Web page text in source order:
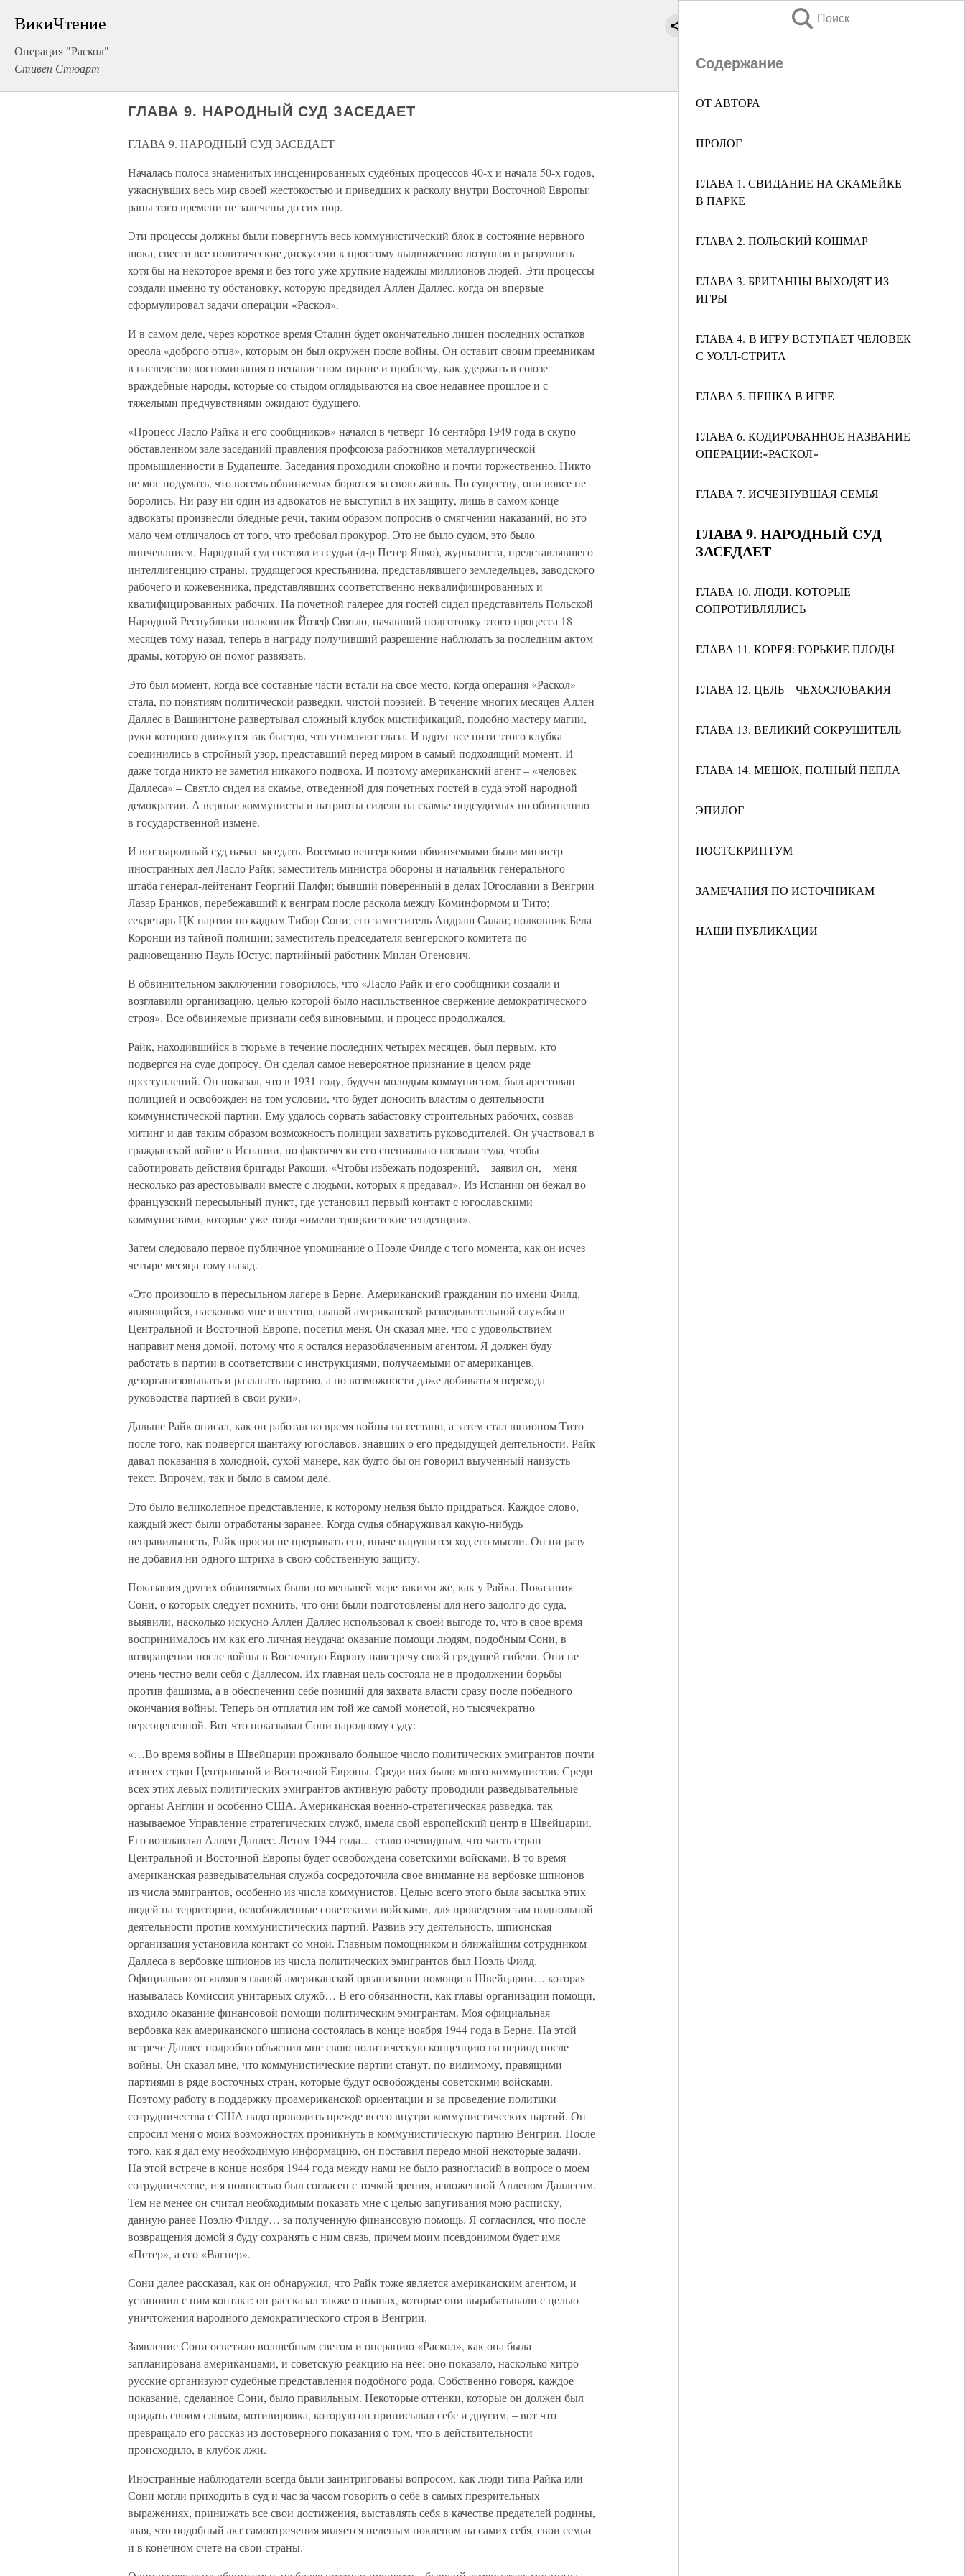
ВикиЧтение
Операция "Раскол"
Стивен Стюарт
Поиск
Содержание
ОТ АВТОРА
ПРОЛОГ
ГЛАВА 1. СВИДАНИЕ НА СКАМЕЙКЕ
В ПАРКЕ
ГЛАВА 2. ПОЛЬСКИЙ КОШМАР
ГЛАВА 3. БРИТАНЦЫ ВЫХОДЯТ ИЗ
ИГРЫ
ГЛАВА 4. В ИГРУ ВСТУПАЕТ ЧЕЛОВЕК
С УОЛЛ-СТРИТА
ГЛАВА 5. ПЕШКА В ИГРЕ
ГЛАВА 6. КОДИРОВАННОЕ НАЗВАНИЕ
ОПЕРАЦИИ:«РАСКОЛ»
ГЛАВА 7. ИСЧЕЗНУВШАЯ СЕМЬЯ
ГЛАВА 9. НАРОДНЫЙ СУД
ЗАСЕДАЕТ
ГЛАВА 10. ЛЮДИ, КОТОРЫЕ
СОПРОТИВЛЯЛИСЬ
ГЛАВА 11. КОРЕЯ: ГОРЬКИЕ ПЛОДЫ
ГЛАВА 12. ЦЕЛЬ – ЧЕХОСЛОВАКИЯ
ГЛАВА 13. ВЕЛИКИЙ СОКРУШИТЕЛЬ
ГЛАВА 14. МЕШОК, ПОЛНЫЙ ПЕПЛА
ЭПИЛОГ
ПОСТСКРИПТУМ
ЗАМЕЧАНИЯ ПО ИСТОЧНИКАМ
НАШИ ПУБЛИКАЦИИ
ГЛАВА 9. НАРОДНЫЙ СУД ЗАСЕДАЕТ
ГЛАВА 9. НАРОДНЫЙ СУД ЗАСЕДАЕТ
Началась полоса знаменитых инсценированных судебных процессов 40-х и начала 50-х годов,
ужаснувших весь мир своей жестокостью и приведших к расколу внутри Восточной Европы:
раны того времени не залечены до сих пор.
Эти процессы должны были повергнуть весь коммунистический блок в состояние нервного
шока, свести все политические дискуссии к простому выдвижению лозунгов и разрушить
хотя бы на некоторое время и без того уже хрупкие надежды миллионов людей. Эти процессы
создали именно ту обстановку, которую предвидел Аллен Даллес, когда он впервые
сформулировал задачи операции «Раскол».
И в самом деле, через короткое время Сталин будет окончательно лишен последних остатков
ореола «доброго отца», которым он был окружен после войны. Он оставит своим преемникам
в наследство воспоминания о ненавистном тиране и проблему, как удержать в союзе
враждебные народы, которые со стыдом оглядываются на свое недавнее прошлое и с
тяжелыми предчувствиями ожидают будущего.
«Процесс Ласло Райка и его сообщников» начался в четверг 16 сентября 1949 года в скупо
обставленном зале заседаний правления профсоюза работников металлургической
промышленности в Будапеште. Заседания проходили спокойно и почти торжественно. Никто
не мог подумать, что восемь обвиняемых борются за свою жизнь. По существу, они вовсе не
боролись. Ни разу ни один из адвокатов не выступил в их защиту, лишь в самом конце
адвокаты произнесли бледные речи, таким образом попросив о смягчении наказаний, но это
мало чем отличалось от того, что требовал прокурор. Это не было судом, это было
линчеванием. Народный суд состоял из судьи (д-р Петер Янко), журналиста, представлявшего
интеллигенцию страны, трудящегося-крестьянина, представлявшего земледельцев, заводского
рабочего и кожевенника, представлявших соответственно неквалифицированных и
квалифицированных рабочих. На почетной галерее для гостей сидел представитель Польской
Народной Республики полковник Йозеф Святло, начавший подготовку этого процесса 18
месяцев тому назад, теперь в награду получивший разрешение наблюдать за последним актом
драмы, которую он помог развязать.
Это был момент, когда все составные части встали на свое место, когда операция «Раскол»
стала, по понятиям политической разведки, чистой поэзией. В течение многих месяцев Аллен
Даллес в Вашингтоне развертывал сложный клубок мистификаций, подобно мастеру магии,
руки которого движутся так быстро, что утомляют глаза. И вдруг все нити этого клубка
соединились в стройный узор, представший перед миром в самый подходящий момент. И
даже тогда никто не заметил никакого подвоха. И поэтому американский агент – «человек
Даллеса» – Святло сидел на скамье, отведенной для почетных гостей в суда этой народной
демократии. А верные коммунисты и патриоты сидели на скамье подсудимых по обвинению
в государственной измене.
И вот народный суд начал заседать. Восемью венгерскими обвиняемыми были министр
иностранных дел Ласло Райк; заместитель министра обороны и начальник генерального
штаба генерал-лейтенант Георгий Палфи; бывший поверенный в делах Югославии в Венгрии
Лазар Бранков, перебежавший к венграм после раскола между Коминформом и Тито;
секретарь ЦК партии по кадрам Тибор Сони; его заместитель Андраш Салаи; полковник Бела
Коронци из тайной полиции; заместитель председателя венгерского комитета по
радиовещанию Пауль Юстус; партийный работник Милан Огенович.
В обвинительном заключении говорилось, что «Ласло Райк и его сообщники создали и
возглавили организацию, целью которой было насильственное свержение демократического
строя». Все обвиняемые признали себя виновными, и процесс продолжался.
Райк, находившийся в тюрьме в течение последних четырех месяцев, был первым, кто
подвергся на суде допросу. Он сделал самое невероятное признание в целом ряде
преступлений. Он показал, что в 1931 году, будучи молодым коммунистом, был арестован
полицией и освобожден на том условии, что будет доносить властям о деятельности
коммунистической партии. Ему удалось сорвать забастовку строительных рабочих, созвав
митинг и дав таким образом возможность полиции захватить руководителей. Он участвовал в
гражданской войне в Испании, но фактически его специально послали туда, чтобы
саботировать действия бригады Ракоши. «Чтобы избежать подозрений, – заявил он, – меня
несколько раз арестовывали вместе с людьми, которых я предавал». Из Испании он бежал во
французский пересыльный пункт, где установил первый контакт с югославскими
коммунистами, которые уже тогда «имели троцкистские тенденции».
Затем следовало первое публичное упоминание о Ноэле Филде с того момента, как он исчез
четыре месяца тому назад.
«Это произошло в пересыльном лагере в Берне. Американский гражданин по имени Филд,
являющийся, насколько мне известно, главой американской разведывательной службы в
Центральной и Восточной Европе, посетил меня. Он сказал мне, что с удовольствием
направит меня домой, потому что я остался неразоблаченным агентом. Я должен буду
работать в партии в соответствии с инструкциями, получаемыми от американцев,
дезорганизовывать и разлагать партию, а по возможности даже добиваться перехода
руководства партией в свои руки».
Дальше Райк описал, как он работал во время войны на гестапо, а затем стал шпионом Тито
после того, как подвергся шантажу югославов, знавших о его предыдущей деятельности. Райк
давал показания в холодной, сухой манере, как будто бы он говорил выученный наизусть
текст. Впрочем, так и было в самом деле.
Это было великолепное представление, к которому нельзя было придраться. Каждое слово,
каждый жест были отработаны заранее. Когда судья обнаруживал какую-нибудь
неправильность, Райк просил не прерывать его, иначе нарушится ход его мысли. Он ни разу
не добавил ни одного штриха в свою собственную защиту.
Показания других обвиняемых были по меньшей мере такими же, как у Райка. Показания
Сони, о которых следует помнить, что они были подготовлены для него задолго до суда,
выявили, насколько искусно Аллен Даллес использовал к своей выгоде то, что в свое время
воспринималось им как его личная неудача: оказание помощи людям, подобным Сони, в
возвращении после войны в Восточную Европу навстречу своей грядущей гибели. Они не
очень честно вели себя с Даллесом. Их главная цель состояла не в продолжении борьбы
против фашизма, а в обеспечении себе позиций для захвата власти сразу после победного
окончания войны. Теперь он отплатил им той же самой монетой, но тысячекратно
переоцененной. Вот что показывал Сони народному суду:
«…Во время войны в Швейцарии проживало большое число политических эмигрантов почти
из всех стран Центральной и Восточной Европы. Среди них было много коммунистов. Среди
всех этих левых политических эмигрантов активную работу проводили разведывательные
органы Англии и особенно США. Американская военно-стратегическая разведка, так
называемое Управление стратегических служб, имела свой европейский центр в Швейцарии.
Его возглавлял Аллен Даллес. Летом 1944 года… стало очевидным, что часть стран
Центральной и Восточной Европы будет освобождена советскими войсками. В то время
американская разведывательная служба сосредоточила свое внимание на вербовке шпионов
из числа эмигрантов, особенно из числа коммунистов. Целью всего этого была засылка этих
людей на территории, освобожденные советскими войсками, для проведения там подпольной
деятельности против коммунистических партий. Развив эту деятельность, шпионская
организация установила контакт со мной. Главным помощником и ближайшим сотрудником
Даллеса в вербовке шпионов из числа политических эмигрантов был Ноэль Филд.
Официально он являлся главой американской организации помощи в Швейцарии… которая
называлась Комиссия унитарных служб… В его обязанности, как главы организации помощи,
входило оказание финансовой помощи политическим эмигрантам. Моя официальная
вербовка как американского шпиона состоялась в конце ноября 1944 года в Берне. На этой
встрече Даллес подробно объяснил мне свою политическую концепцию на период после
войны. Он сказал мне, что коммунистические партии станут, по-видимому, правящими
партиями в ряде восточных стран, которые будут освобождены советскими войсками.
Поэтому работу в поддержку проамериканской ориентации и за проведение политики
сотрудничества с США надо проводить прежде всего внутри коммунистических партий. Он
спросил меня о моих возможностях проникнуть в коммунистическую партию Венгрии. После
того, как я дал ему необходимую информацию, он поставил передо мной некоторые задачи.
На этой встрече в конце ноября 1944 года между нами не было разногласий в вопросе о моем
сотрудничестве, и я полностью был согласен с точкой зрения, изложенной Алленом Даллесом.
Тем не менее он считал необходимым показать мне с целью запугивания мою расписку,
данную ранее Ноэлю Филду… за полученную финансовую помощь. Я согласился, что после
возвращения домой я буду сохранять с ним связь, причем моим псевдонимом будет имя
«Петер», а его «Вагнер».
Сони далее рассказал, как он обнаружил, что Райк тоже является американским агентом, и
установил с ним контакт: он рассказал также о планах, которые они вырабатывали с целью
уничтожения народного демократического строя в Венгрии.
Заявление Сони осветило волшебным светом и операцию «Раскол», как она была
запланирована американцами, и советскую реакцию на нее; оно показало, насколько хитро
русские организуют судебные представления подобного рода. Собственно говоря, каждое
показание, сделанное Сони, было правильным. Некоторые оттенки, которые он должен был
придать своим словам, мотивировка, которую он приписывал себе и другим, – вот что
превращало его рассказ из достоверного показания о том, что в действительности
происходило, в клубок лжи.
Иностранные наблюдатели всегда были заинтригованы вопросом, как люди типа Райка или
Сони могли приходить в суд и час за часом говорить о себе в самых презрительных
выражениях, принижать все свои достижения, выставлять себя в качестве предателей родины,
зная, что подобный акт самоотречения является нелепым поклепом на самих себя, свои семьи
и в конечном счете на свои страны.